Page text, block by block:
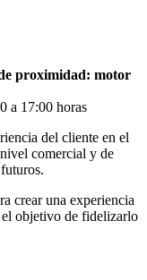
proximidad: motor
a 17:00 horas
del cliente en el
comercial y de
crear una experiencia
objetivo de fidelizarlo